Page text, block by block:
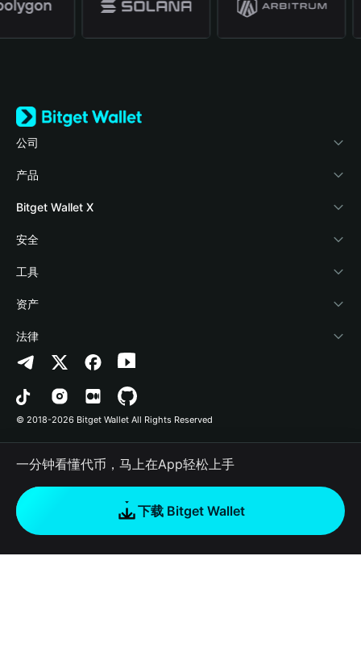
公司
关于 Bitget Wallet
博客
学院
加密资讯
帮助中心
联系我们
品牌资源
工作机会
产品
加密卡
稳定币理财
Payfi Crypto
Crypto Swap API
山寨季指数
预测市场
DApp
RWA
如何购买加密货币
Bitget Wallet X
开发者文档
接入钱包
Bitget Wallet Pay
合作上架
安全
风险保障基金
安全防护技术
工具
快捷买币
授权检测
合约检测
批量转账
资产
Arbitrum
Avalanche
Bitcoin
Polygon
法律
隐私协议
用户使用协议
© 2018-2026 Bitget Wallet All Rights Reserved
一分钟看懂代币，马上在App轻松上手
下载 Bitget Wallet